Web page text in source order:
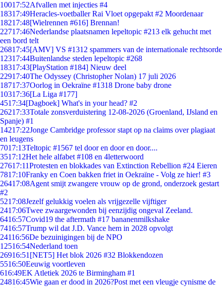
10017:52Afvallen met injecties #4
18317:49Heracles-voetballer Rai Vloet opgepakt #2 Moordenaar
18217:48[Wielrennen #616] Brennan!
22717:46Nederlandse plaatsnamen lepeltopic #213 elk gehucht met
een bord telt
26817:45[AMV] VS #1312 spammers van de internationale rechtsorde
12317:44Buitenlandse steden lepeltopic #268
18317:43[PlayStation #184] Nieuw deel
22917:40The Odyssey (Christopher Nolan) 17 juli 2026
18717:37Oorlog in Oekraïne #1318 Drone baby drone
10317:36[La Liga #177]
4517:34[Dagboek] What's in your head? #2
26217:33Totale zonsverduistering 12-08-2026 (Groenland, IJsland en
Spanje) #1
14217:22Jonge Cambridge professor stapt op na claims over plagiaat
en leugens
7017:13Teltopic #1567 tel door en door en door....
3517:12Het hele alfabet #108 en 4letterwoord
27617:11Protesten en blokkades van Extinction Rebellion #24 Eieren
7817:10Franky en Coen bakken friet in Oekraïne - Volg ze hier! #3
26417:08Agent smijt zwangere vrouw op de grond, onderzoek gestart
#2
5217:08Jezelf gelukkig voelen als vrijgezelle vijftiger
2417:06Twee zwaargewonden bij eenzijdig ongeval Zeeland.
6416:57Covid19 the aftermath #17 bananenmilkshake
7416:57Trump wil dat J.D. Vance hem in 2028 opvolgt
24116:56De bezuinigingen bij de NPO
12516:54Nederland toen
26916:51 [NET5] Het blok 2026 #32 Blokkendozen
5516:50Eeuwig voortleven
616:49EK Atletiek 2026 te Birmingham #1
24816:45Wie gaan er dood in 2026?Post met een vleugje cynisme de